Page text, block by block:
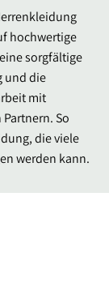
hochwertige
sorgfältige
und die
mit
So
die viele
werden kann.